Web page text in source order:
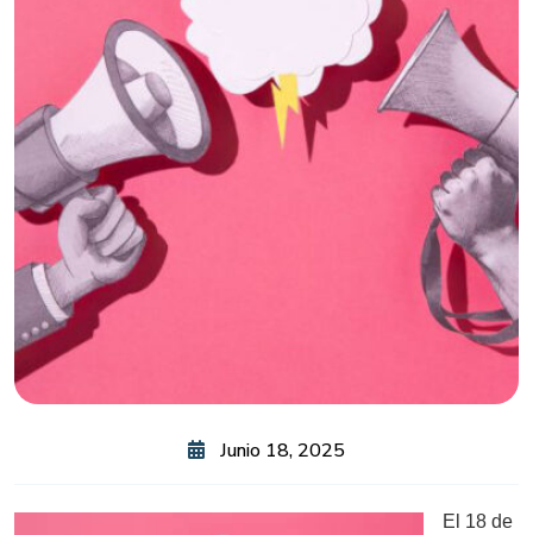
Junio 18, 2025
El 18 de